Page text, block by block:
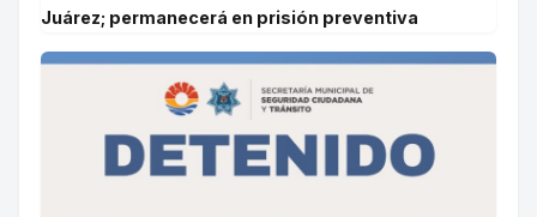
Juárez; permanecerá en prisión preventiva